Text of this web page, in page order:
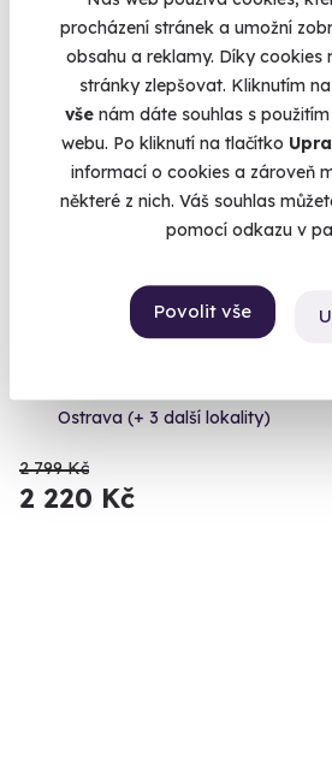
procházení stránek a umožní
obsahu a reklamy. Díky cookies
stránky zlepšovat. Kliknutím
vše nám dáte souhlas s
webu. Po kliknutí na tlačítko
informací o cookies a zároveň
některé z nich. Váš souhlas
pomocí odkazu v
Povolit vše
Volný termín už 06. 09. 2026
AKCE
Kurz fotografování mobilem
Ostrava (+ 3 další lokality)
2 799 Kč
2 220 Kč